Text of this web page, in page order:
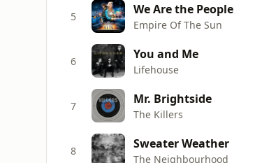
5 We Are the People
Empire Of The Sun
6 You and Me
Lifehouse
7 Mr. Brightside
The Killers
8 Sweater Weather
The Neighbourhood